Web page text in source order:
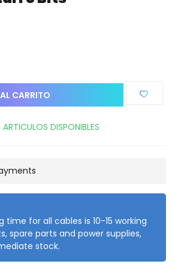
AL CARRITO
DISPONIBLES
for all cables is 10-15 working
spare parts and power supplies,
stock.